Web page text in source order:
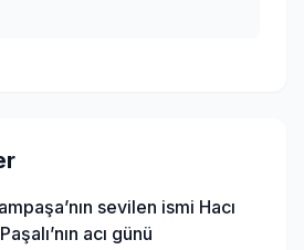
sevilen ismi Hacı
acı günü